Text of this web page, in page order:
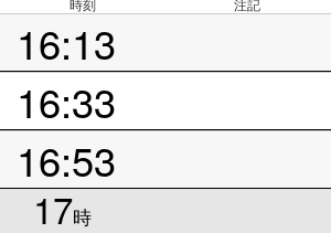
時刻 注記
16:13
16:33
16:53
17時